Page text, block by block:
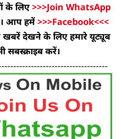
के लिए>>>Join WhatsApp
आप हमें>>>Facebook<<<
देखने के लिए हमारे यूट्यूब
सबस्क्राइब करें।